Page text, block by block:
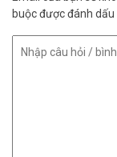
buộc được đánh dấu